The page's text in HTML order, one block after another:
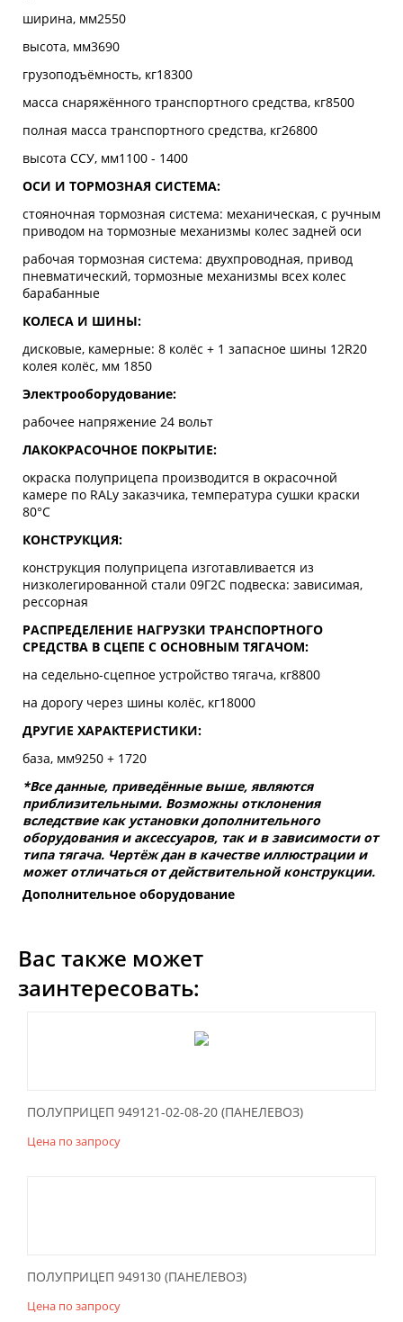
ширина, мм2550
высота, мм3690
грузоподъёмность, кг18300
масса снаряжённого транспортного средства, кг8500
полная масса транспортного средства, кг26800
высота ССУ, мм1100 - 1400
ОСИ И ТОРМОЗНАЯ СИСТЕМА:
стояночная тормозная система: механическая, с ручным
приводом на тормозные механизмы колес задней оси
рабочая тормозная система: двухпроводная, привод
пневматический, тормозные механизмы всех колес
барабанные
КОЛЕСА И ШИНЫ:
дисковые, камерные: 8 колёс + 1 запасное шины 12R20
колея колёс, мм 1850
Электрооборудование:
рабочее напряжение 24 вольт
ЛАКОКРАСОЧНОЕ ПОКРЫТИЕ:
окраска полуприцепа производится в окрасочной
камере по RALу заказчика, температура сушки краски
80°С
КОНСТРУКЦИЯ:
конструкция полуприцепа изготавливается из
низколегированной стали 09Г2С подвеска: зависимая,
рессорная
РАСПРЕДЕЛЕНИЕ НАГРУЗКИ ТРАНСПОРТНОГО
СРЕДСТВА В СЦЕПЕ С ОСНОВНЫМ ТЯГАЧОМ:
на седельно-сцепное устройство тягача, кг8800
на дорогу через шины колёс, кг18000
ДРУГИЕ ХАРАКТЕРИСТИКИ:
база, мм9250 + 1720
*Все данные, приведённые выше, являются
приблизительными. Возможны отклонения
вследствие как установки дополнительного
оборудования и аксессуаров, так и в зависимости от
типа тягача. Чертёж дан в качестве иллюстрации и
может отличаться от действительной конструкции.
Дополнительное оборудование
Вас также может
заинтересовать:
ПОЛУПРИЦЕП 949121-02-08-20 (ПАНЕЛЕВОЗ)
Цена по запросу
ПОЛУПРИЦЕП 949130 (ПАНЕЛЕВОЗ)
Цена по запросу